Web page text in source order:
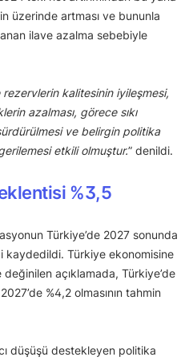
üzerinde artması ve bununla
ilave azalma sebebiyle
kalitesinin iyileşmesi,
azalması, görece sıkı
ve belirgin politika
etkili olmuştur.” denildi.
%3,5
Türkiye’de 2027 sonunda
kaydedildi. Türkiye ekonomisine
açıklamada, Türkiye’de
%4,2 olmasının tahmin
düşüşü destekleyen politika